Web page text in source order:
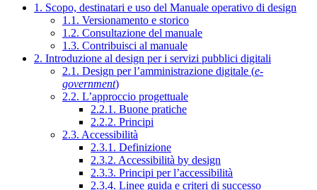
1. Scopo, destinatari e uso del Manuale operativo di design
1.1. Versionamento e storico
1.2. Consultazione del manuale
1.3. Contribuisci al manuale
2. Introduzione al design per i servizi pubblici digitali
2.1. Design per l’amministrazione digitale (e-
government)
2.2. L’approccio progettuale
2.2.1. Buone pratiche
2.2.2. Principi
2.3. Accessibilità
2.3.1. Definizione
2.3.2. Accessibilità by design
2.3.3. Principi per l’accessibilità
2.3.4. Linee guida e criteri di successo